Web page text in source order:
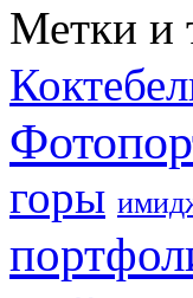
Метки и
горы